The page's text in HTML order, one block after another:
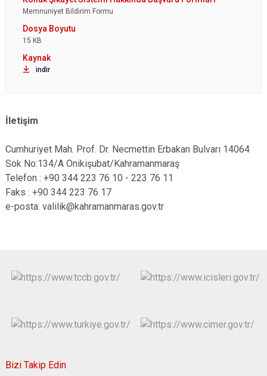
Memnuniyet Bildirim Formu
15 KB
indir
İletişim
Cumhuriyet Mah. Prof. Dr. Necmettin Erbakan Bulvarı 14064
Sok No:134/A Onikişubat/Kahramanmaraş
Telefon : +90 344 223 76 10 - 223 76 11
Faks : +90 344 223 76 17
e-posta: valilik@kahramanmaras.gov.tr
Bizi Takip Edin